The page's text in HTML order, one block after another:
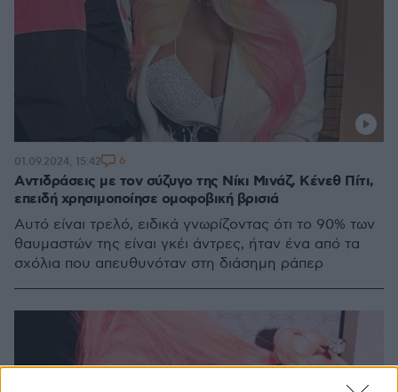
Aντιδράσεις με τον σύζυγο της Νίκι Μινάζ, Κένεθ Πίτι,
επειδή χρησιμοποίησε ομοφοβική βρισιά
Αυτό είναι τρελό, ειδικά γνωρίζοντας ότι το 90% των
θαυμαστών της είναι γκέι άντρες, ήταν ένα από τα
σχόλια που απευθυνόταν στη διάσημη ράπερ
01.09.2024, 15:42 6